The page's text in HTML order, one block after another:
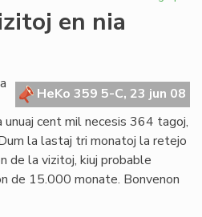
en nia
HeKo 359 5-C, 23 jun 08
cent mil necesis 364 tagoj,
la lastaj tri monatoj la retejo
de la vizitoj, kiuj probable
de 15.000 monate. Bonvenon